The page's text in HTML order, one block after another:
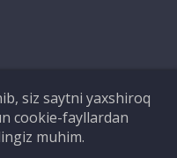
siz saytni yaxshiroq
cookie-fayllardan
muhim.